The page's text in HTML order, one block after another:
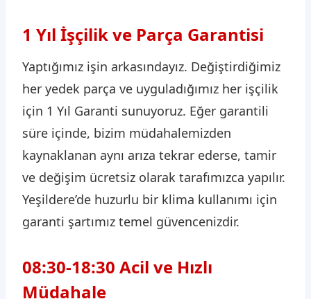
1 Yıl İşçilik ve Parça Garantisi
Yaptığımız işin arkasındayız. Değiştirdiğimiz
her yedek parça ve uyguladığımız her işçilik
için 1 Yıl Garanti sunuyoruz. Eğer garantili
süre içinde, bizim müdahalemizden
kaynaklanan aynı arıza tekrar ederse, tamir
ve değişim ücretsiz olarak tarafımızca yapılır.
Yeşildere’de huzurlu bir klima kullanımı için
garanti şartımız temel güvencenizdir.
08:30-18:30 Acil ve Hızlı
Müdahale